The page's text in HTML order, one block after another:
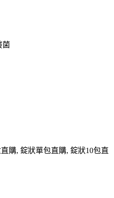
菌
購, 錠狀單包直購, 錠狀10包直